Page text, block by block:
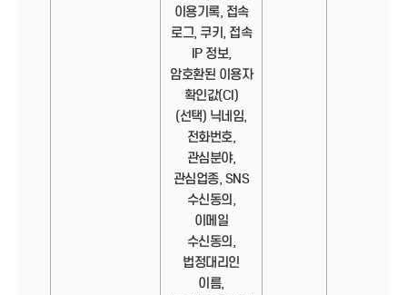
이용기록, 접속
로그, 쿠키, 접속
IP 정보,
암호환된 이용자
확인값(CI)
(선택) 닉네임,
전화번호,
관심분야,
관심업종, SNS
수신동의,
이메일
수신동의,
법정대리인
이름,